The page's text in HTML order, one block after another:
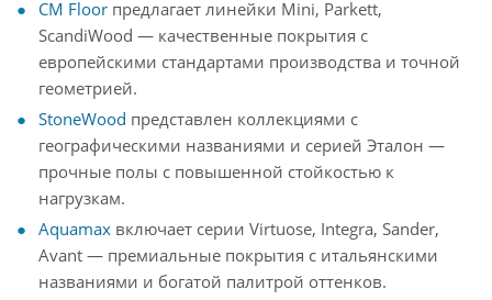
CM Floor предлагает линейки Mini, Parkett,
ScandiWood — качественные покрытия с
европейскими стандартами производства и точной
геометрией.
StoneWood представлен коллекциями с
географическими названиями и серией Эталон —
прочные полы с повышенной стойкостью к
нагрузкам.
Aquamax включает серии Virtuose, Integra, Sander,
Avant — премиальные покрытия с итальянскими
названиями и богатой палитрой оттенков.